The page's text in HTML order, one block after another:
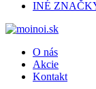
INÉ
O nás
Akcie
Kontakt